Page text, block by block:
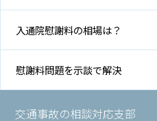
入通院慰謝料の相場は？
慰謝料問題を示談で解決
交通事故の相談対応支部